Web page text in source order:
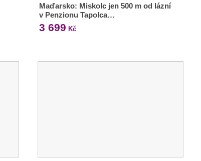
Maďarsko: Miskolc jen 500 m od lázní
v Penzionu Tapolca…
3 699 Kč